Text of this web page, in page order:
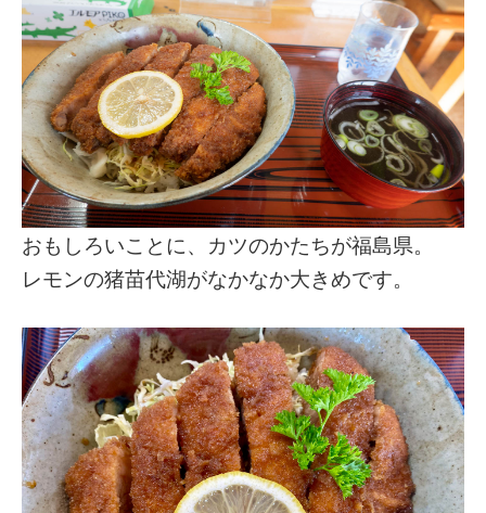
おもしろいことに、カツのかたちが福島県。
レモンの猪苗代湖がなかなか大きめです。